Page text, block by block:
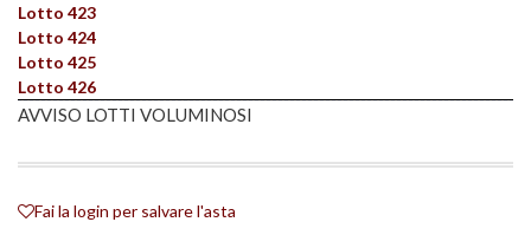
Lotto 423
Lotto 424
Lotto 425
Lotto 426
AVVISO LOTTI VOLUMINOSI
Fai la login per salvare l'asta